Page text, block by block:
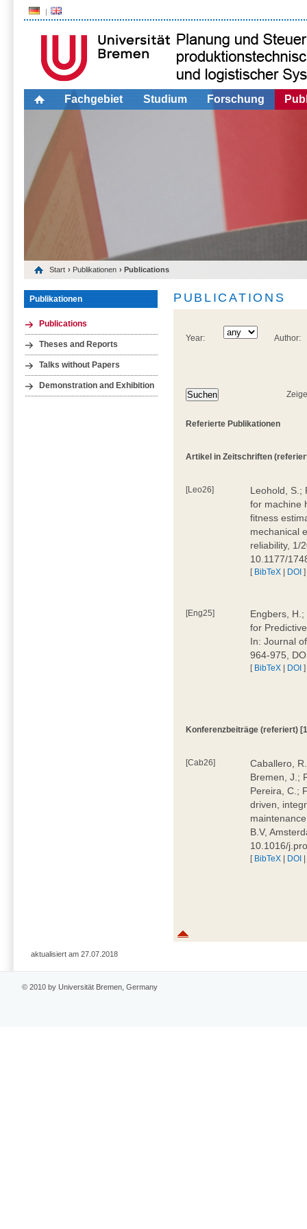
Fachgebiet Studium Forschung
Start › Publikationen › Publications
Publikationen
Publications
Theses and Reports
Talks without Papers
Demonstration and Exhibition
PUBLICATIONS
Year: Author:
Referierte Publikationen
Artikel in Zeitschriften
[Leo26]
Leohold, S.;
for machine
fitness
mechanical
reliability, 1/
10.1177/
[ BibTeX | DOI ]
[Eng25]
Engbers,
for
In: Journal
964-975,
[ BibTeX | DOI ]
Konferenzbeiträge (referiert)
[Cab26]
Caballero,
Bremen, J.;
Pereira, C.;
driven,
B.V,
10.1016/
[ BibTeX | DOI
aktualisiert am 27.07.2018
© 2010 by Universität Bremen, Germany